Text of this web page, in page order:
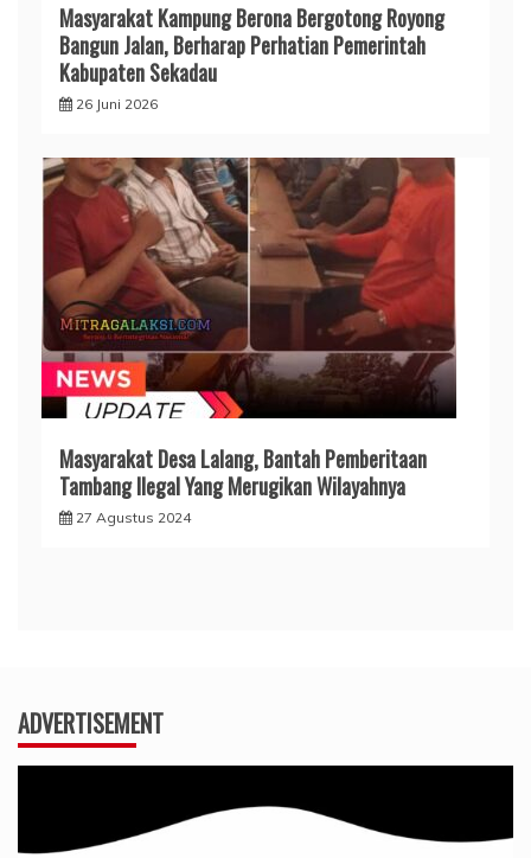
Masyarakat Kampung Berona Bergotong Royong
Bangun Jalan, Berharap Perhatian Pemerintah
Kabupaten Sekadau
26 Juni 2026
Masyarakat Desa Lalang, Bantah Pemberitaan
Tambang Ilegal Yang Merugikan Wilayahnya
27 Agustus 2024
ADVERTISEMENT